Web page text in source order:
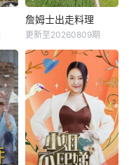
詹姆士出走料理
更新至20260809期